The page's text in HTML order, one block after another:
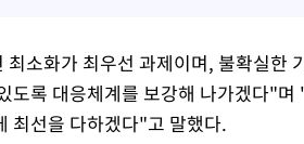
소화가 최우선 과제이며, 불확실한
도록 대응체계를 보강해 나가겠다"
최선을 다하겠다"고 말했다.